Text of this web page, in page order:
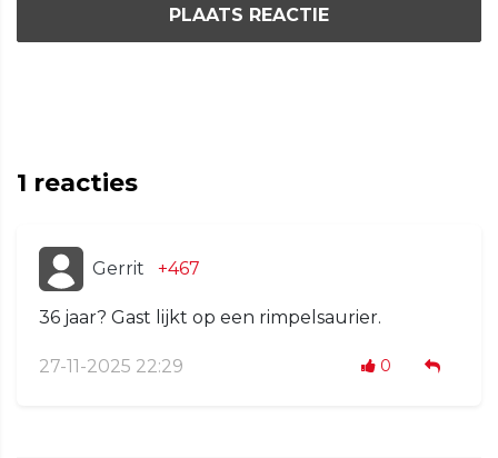
PLAATS REACTIE
1 reacties
Gerrit +467
36 jaar? Gast lijkt op een rimpelsaurier.
27-11-2025 22:29 0